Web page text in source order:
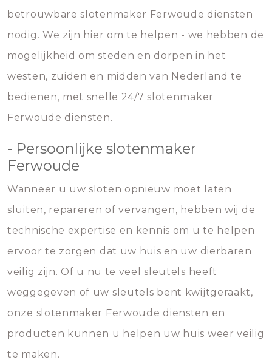
betrouwbare slotenmaker Ferwoude diensten
nodig. We zijn hier om te helpen - we hebben de
mogelijkheid om steden en dorpen in het
westen, zuiden en midden van Nederland te
bedienen, met snelle 24/7 slotenmaker
Ferwoude diensten.
- Persoonlijke slotenmaker
Ferwoude
Wanneer u uw sloten opnieuw moet laten
sluiten, repareren of vervangen, hebben wij de
technische expertise en kennis om u te helpen
ervoor te zorgen dat uw huis en uw dierbaren
veilig zijn. Of u nu te veel sleutels heeft
weggegeven of uw sleutels bent kwijtgeraakt,
onze slotenmaker Ferwoude diensten en
producten kunnen u helpen uw huis weer veilig
te maken.